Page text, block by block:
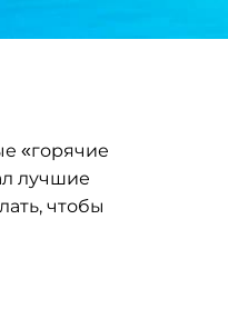
«горячие
лучшие
чтобы